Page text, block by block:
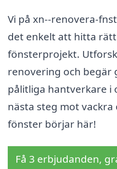
Vi på xn--renovera-
det enkelt att hitta
fönsterprojekt.
renovering och
pålitliga hantverkare i
nästa steg mot
fönster börjar här!
Få 3 erbjudanden,